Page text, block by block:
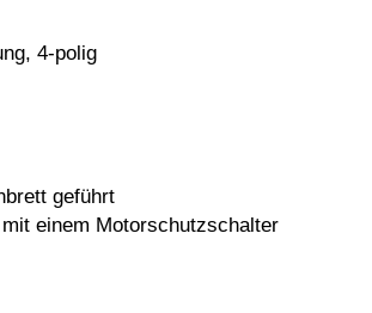
4-polig
geführt
einem Motorschutzschalter